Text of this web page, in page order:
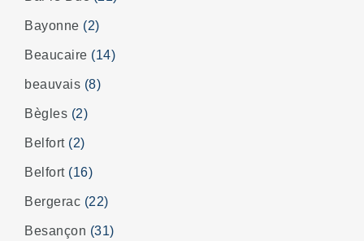
Bayonne (2)
Beaucaire (14)
beauvais (8)
Bègles (2)
Belfort (2)
Belfort (16)
Bergerac (22)
Besançon (31)